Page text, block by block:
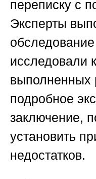
переписку с
Эксперты
исследовали
выполненных
подробное
заключение,
установить
недостатков.